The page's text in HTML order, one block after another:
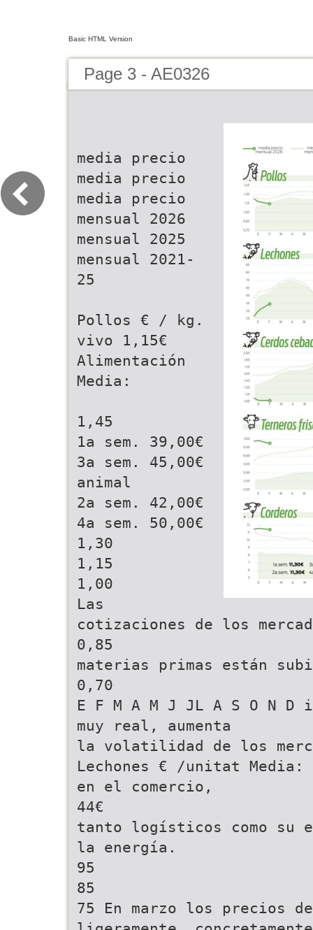
Basic HTML Version
Page 3 - AE0326
media precio
media precio
media precio
mensual 2026
mensual 2025
mensual 2021-
25
Pollos € / kg.
vivo 1,15€
Alimentación
Media:
1,45
1a sem. 39,00€
3a sem. 45,00€
animal
2a sem. 42,00€
4a sem. 50,00€
1,30
1,15
1,00
Las
cotizaciones de los
0,85
materias primas están
0,70
E F M A M J JL A S O N
muy real, aumenta
la volatilidad de los
Lechones € /unitat
en el comercio,
44€
tanto logísticos como su
la energía.
95
85
75 En marzo los precios